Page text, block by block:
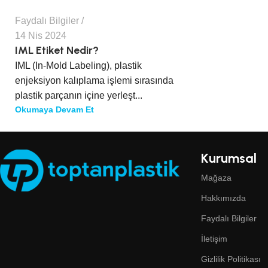
Faydalı Bilgiler
14 Nis 2024
IML Etiket Nedir?
IML (In-Mold Labeling), plastik
enjeksiyon kalıplama işlemi sırasında
plastik parçanın içine yerleşt...
Okumaya Devam Et
Kurumsal
Mağaza
Hakkımızda
Faydalı Bilgiler
İletişim
Gizlilik Politikası